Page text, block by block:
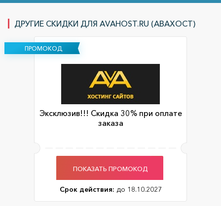
ДРУГИЕ СКИДКИ ДЛЯ AVAHOST.RU (АВАХОСТ)
ПРОМОКОД
Эксклюзив!!! Скидка 30% при оплате
заказа
ПОКАЗАТЬ ПРОМОКОД
Срок действия: до 18.10.2027